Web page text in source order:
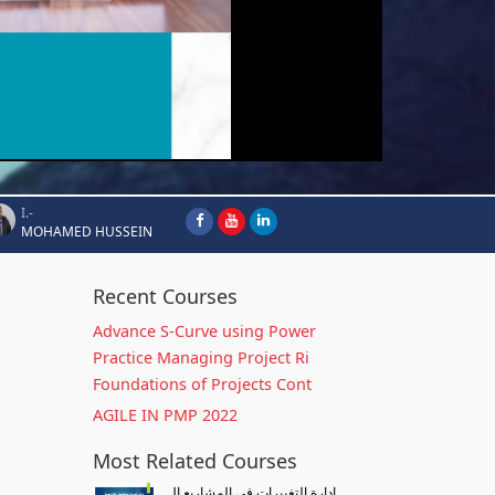
I.-
MOHAMED HUSSEIN
Recent Courses
Advance S-Curve using Power
Practice Managing Project Ri
Foundations of Projects Cont
AGILE IN PMP 2022
Most Related Courses